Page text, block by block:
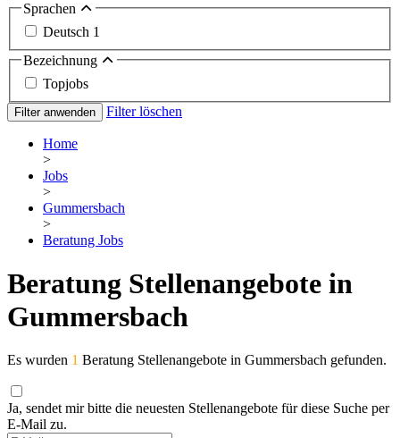
Sprachen
Deutsch 1
Bezeichnung
Topjobs
Filter anwenden Filter löschen
Home
>
Jobs
>
Gummersbach
>
Beratung Jobs
Beratung Stellenangebote in
Gummersbach
Es wurden 1 Beratung Stellenangebote in Gummersbach gefunden.
Ja, sendet mir bitte die neuesten Stellenangebote für diese Suche per
E-Mail zu.